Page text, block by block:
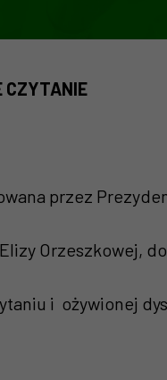
CZYTANIE
przez
Orzeszkowej,
i ożywionej